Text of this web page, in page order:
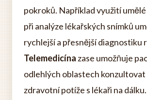
pokroků. Například využití
při analýze lékařských snímků
rychlejší a přesnější diagnostiku
Telemedicína zase umožňuje
odlehlých oblastech konzultovat
zdravotní potíže s lékaři na